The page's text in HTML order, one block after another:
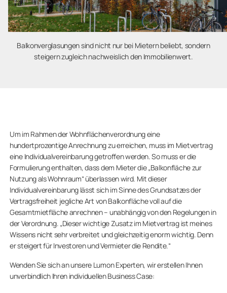
Balkonverglasungen sind nicht nur bei Mietern beliebt, sondern
steigern zugleich nachweislich den Immobilienwert.
Um im Rahmen der Wohnflächenverordnung eine
hundertprozentige Anrechnung zu erreichen, muss im Mietvertrag
eine Individualvereinbarung getroffen werden. So muss er die
Formulierung enthalten, dass dem Mieter die „Balkonfläche zur
Nutzung als Wohnraum“ überlassen wird. Mit dieser
Individualvereinbarung lässt sich im Sinne des Grundsatzes der
Vertragsfreiheit jegliche Art von Balkonfläche voll auf die
Gesamtmietfläche anrechnen – unabhängig von den Regelungen in
der Verordnung. „Dieser wichtige Zusatz im Mietvertrag ist meines
Wissens nicht sehr verbreitet und gleichzeitig enorm wichtig. Denn
er steigert für Investoren und Vermieter die Rendite.“
Wenden Sie sich an unsere Lumon Experten, wir erstellen Ihnen
unverbindlich Ihren individuellen Business Case: